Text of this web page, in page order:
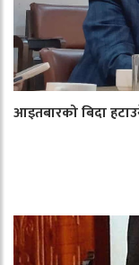
आइतबारको बिदा